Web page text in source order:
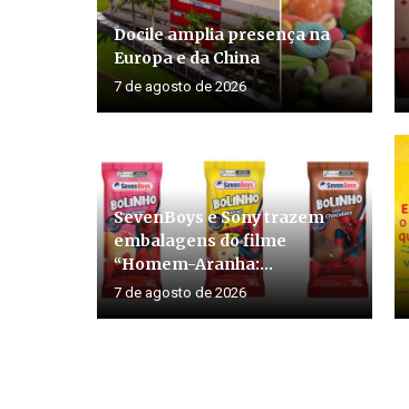
Docile amplia presença na
Europa e da China
7 de agosto de 2026
SevenBoys e Sony trazem
embalagens do filme
“Homem-Aranha:...
7 de agosto de 2026